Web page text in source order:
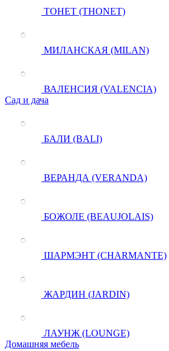
ТОНЕТ (THONET)
МИЛАНСКАЯ (MILAN)
ВАЛЕНСИЯ (VALENCIA)
Сад и дача
БАЛИ (BALI)
ВЕРАНДА (VERANDA)
БОЖОЛЕ (BEAUJOLAIS)
ШАРМЭНТ (CHARMANTE)
ЖАРДИН (JARDIN)
ЛАУНЖ (LOUNGE)
Домашняя мебель